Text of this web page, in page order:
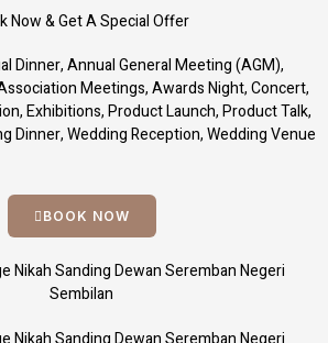
Now & Get A Special Offer
Dinner, Annual General Meeting (AGM),
Meetings, Awards Night, Concert,
Exhibitions, Product Launch, Product Talk,
Dinner, Wedding Reception, Wedding Venue
BOOK NOW